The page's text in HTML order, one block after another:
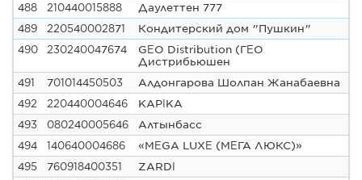
488
210440015888
Даулеттен 777
489
220540002871
Кондитерский дом "Пушкин"
490
230240047674
GEO Distribution (ГЕО
Дистрибьюшен
491
701014450503
Алдонгарова Шолпан Жанабаевна
492
220440004646
KAPIKA
493
080240005646
Алтынбасс
494
140640004686
«MEGA LUXE (МЕГА ЛЮКС)»
495
760918400351
ZARDI